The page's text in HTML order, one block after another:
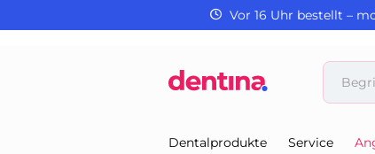
Vor 16 Uhr bestellt –
Dentalprodukte Service